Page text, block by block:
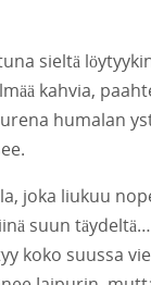
sieltä
kahvia,
humalan
joka liukuu
suun
koko suussa